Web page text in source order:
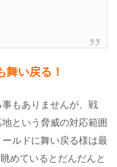
舞い戻る！
もありませんが、戦
という脅威の対応範囲
ルドに舞い戻る様は最
めているとだんだんと